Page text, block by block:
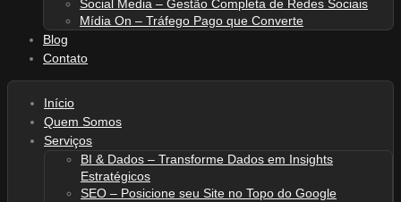
Social Media – Gestão Completa de Redes Sociais
Mídia On – Tráfego Pago que Converte
Blog
Contato
Início
Quem Somos
Serviços
BI & Dados – Transforme Dados em Insights
Estratégicos
SEO – Posicione seu Site no Topo do Google